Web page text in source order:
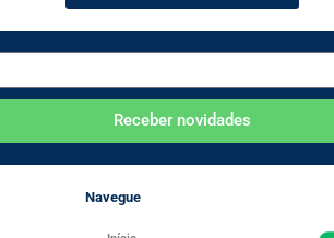
Receber novidades
Navegue